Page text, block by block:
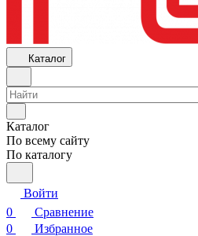
Каталог
Каталог
По всему сайту
По каталогу
Войти
0
Сравнение
0
Избранное